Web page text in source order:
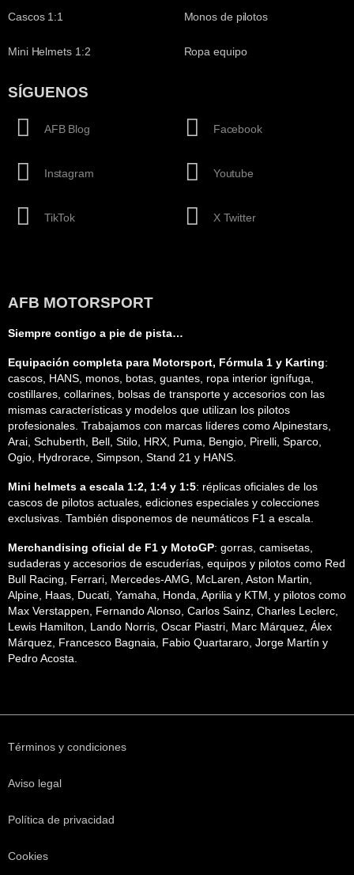
Cascos 1:1
Mini Helmets 1:2
Monos de pilotos
Ropa equipo
SÍGUENOS
AFB Blog
Instagram
TikTok
Facebook
Youtube
X Twitter
AFB MOTORSPORT
Siempre contigo a pie de pista…
Equipación completa para Motorsport, Fórmula 1 y Karting:
cascos, HANS, monos, botas, guantes, ropa interior ignífuga,
costillares, collarines, bolsas de transporte y accesorios con las
mismas características y modelos que utilizan los pilotos
profesionales. Trabajamos con marcas líderes como Alpinestars,
Arai, Schuberth, Bell, Stilo, HRX, Puma, Bengio, Pirelli, Sparco,
Ogio, Hydrorace, Simpson, Stand 21 y HANS.
Mini helmets a escala 1:2, 1:4 y 1:5: réplicas oficiales de los
cascos de pilotos actuales, ediciones especiales y colecciones
exclusivas. También disponemos de neumáticos F1 a escala.
Merchandising oficial de F1 y MotoGP: gorras, camisetas,
sudaderas y accesorios de escuderías, equipos y pilotos como Red
Bull Racing, Ferrari, Mercedes-AMG, McLaren, Aston Martin,
Alpine, Haas, Ducati, Yamaha, Honda, Aprilia y KTM, y pilotos como
Max Verstappen, Fernando Alonso, Carlos Sainz, Charles Leclerc,
Lewis Hamilton, Lando Norris, Oscar Piastri, Marc Márquez, Álex
Márquez, Francesco Bagnaia, Fabio Quartararo, Jorge Martín y
Pedro Acosta.
Términos y condiciones
Aviso legal
Política de privacidad
Cookies